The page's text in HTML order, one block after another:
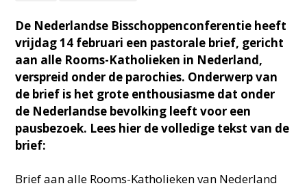
De Nederlandse Bisschoppenconferentie heeft
vrijdag 14 februari een pastorale brief, gericht
aan alle Rooms-Katholieken in Nederland,
verspreid onder de parochies. Onderwerp van
de brief is het grote enthousiasme dat onder
de Nederlandse bevolking leeft voor een
pausbezoek. Lees hier de volledige tekst van de
brief:
Brief aan alle Rooms-Katholieken van Nederland